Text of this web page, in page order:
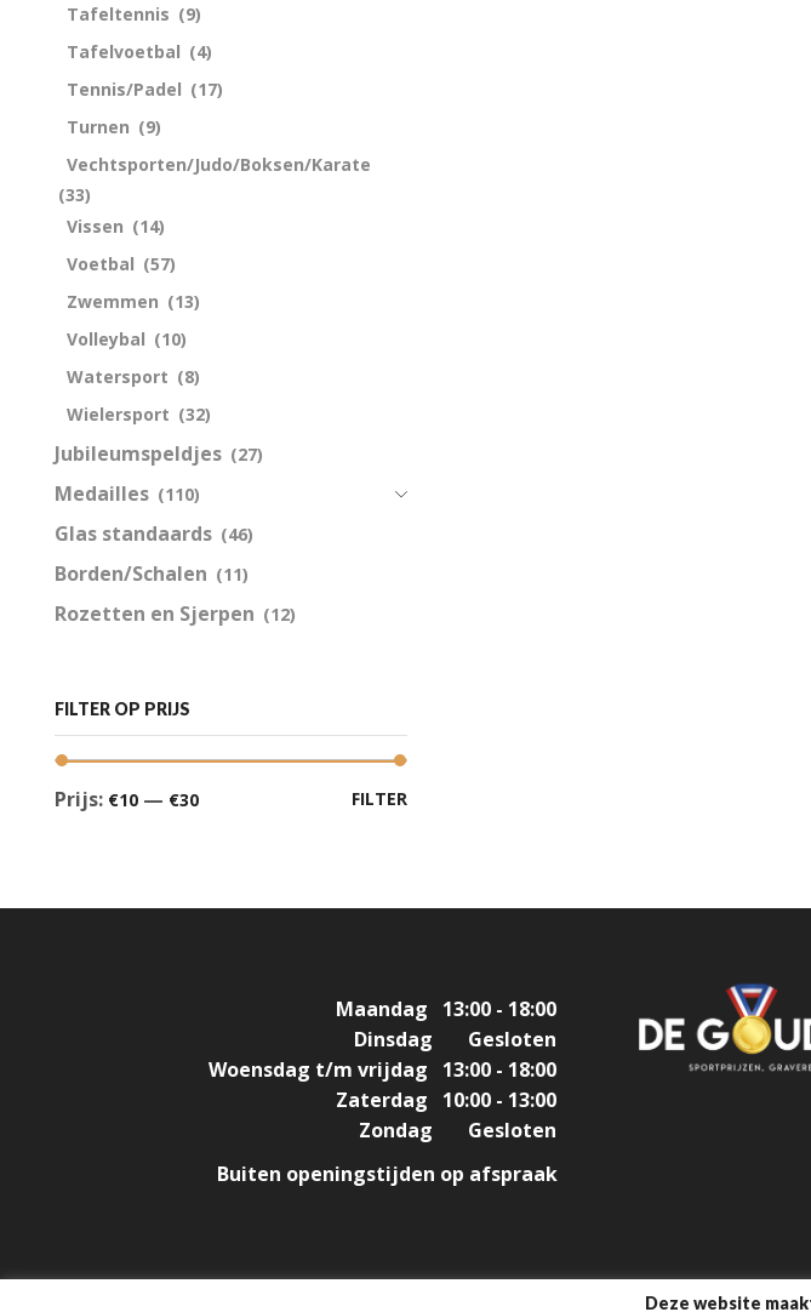
Tafeltennis (9)
Tafelvoetbal (4)
Tennis/Padel (17)
Turnen (9)
Vechtsporten/Judo/Boksen/Karate
(33)
Vissen (14)
Voetbal (57)
Zwemmen (13)
Volleybal (10)
Watersport (8)
Wielersport (32)
Jubileumspeldjes (27)
Medailles (110)
Glas standaards (46)
Borden/Schalen (11)
Rozetten en Sjerpen (12)
FILTER OP PRIJS
FILTER
Prijs: €10 — €30
Maandag
13:00 - 18:00
Dinsdag
Gesloten
Woensdag t/m vrijdag
13:00 - 18:00
Zaterdag
10:00 - 13:00
Zondag
Gesloten
Buiten openingstijden op afspraak
Deze website